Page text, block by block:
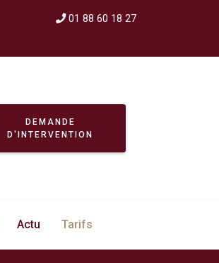
01 88 60 18 27
DEMANDE
D'INTERVENTION
Actu Tarifs